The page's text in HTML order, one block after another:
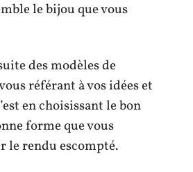
le bijou que vous
des modèles de
référant à vos idées et
en choisissant le bon
forme que vous
le rendu escompté.